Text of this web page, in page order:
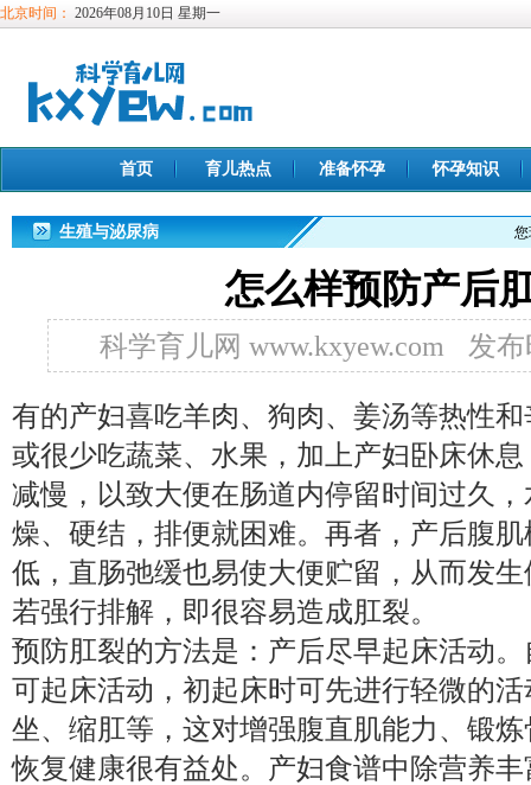
北京时间： 2026年08月10日 星期一
首页 育儿热点 准备怀孕 怀孕知识
生殖与泌尿病
怎么样预防产后
科学育儿网 www.kxyew.com 发布
有的产妇喜吃羊肉、狗肉、姜汤等热性
或很少吃蔬菜、水果，加上产妇卧床休
减慢，以致大便在肠道内停留时间过久
燥、硬结，排便就困难。再者，产后腹
低，直肠弛缓也易使大便贮留，从而发
若强行排解，即很容易造成肛裂。
预防肛裂的方法是：产后尽早起床活动
可起床活动，初起床时可先进行轻微的
坐、缩肛等，这对增强腹直肌能力、锻
恢复健康很有益处。产妇食谱中除营养